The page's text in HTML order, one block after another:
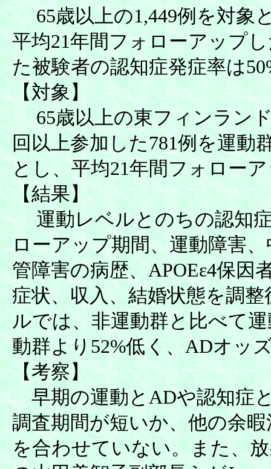
65歳以上の1,449例を対象
平均21年間フォローアップ
た被験者の認知症発症率は
【対象】
65歳以上の東フィンランド
回以上参加した781例を運動
とし、平均21年間フォロー
【結果】
運動レベルとのちの認知症
ローアップ期間、運動障害
管障害の病歴、APOEε4保因
症状、収入、結婚状態を調
ルでは、非運動群と比べて
動群より52%低く、ADオッ
【考察】
早期の運動とADや認知症
調査期間が短いか、他の余
を合わせていない。また、